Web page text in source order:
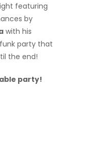
featuring
by
with his
party that
the end!
party!